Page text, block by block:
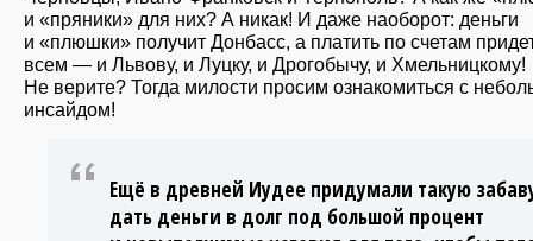
и «пряники» для них? А никак! И даже наоборот: деньги
и «плюшки» получит Донбасс, а платить по счетам
всем — и Львову, и Луцку, и Дрогобычу, и Хмельницкому!
Не верите? Тогда милости просим ознакомиться с
инсайдом!
Ещё в древней Иудее придумали такую
дать деньги в долг под большой процент